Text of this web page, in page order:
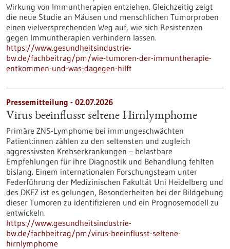
Wirkung von Immuntherapien entziehen. Gleichzeitig zeigt
die neue Studie an Mäusen und menschlichen Tumorproben
einen vielversprechenden Weg auf, wie sich Resistenzen
gegen Immuntherapien verhindern lassen.
https://www.gesundheitsindustrie-
bw.de/fachbeitrag/pm/wie-tumoren-der-immuntherapie-
entkommen-und-was-dagegen-hilft
Pressemitteilung - 02.07.2026
Virus beeinflusst seltene Hirnlymphome
Primäre ZNS-Lymphome bei immungeschwächten
Patient:innen zählen zu den seltensten und zugleich
aggressivsten Krebserkrankungen – belastbare
Empfehlungen für ihre Diagnostik und Behandlung fehlten
bislang. Einem internationalen Forschungsteam unter
Federführung der Medizinischen Fakultät Uni Heidelberg und
des DKFZ ist es gelungen, Besonderheiten bei der Bildgebung
dieser Tumoren zu identifizieren und ein Prognosemodell zu
entwickeln.
https://www.gesundheitsindustrie-
bw.de/fachbeitrag/pm/virus-beeinflusst-seltene-
hirnlymphome